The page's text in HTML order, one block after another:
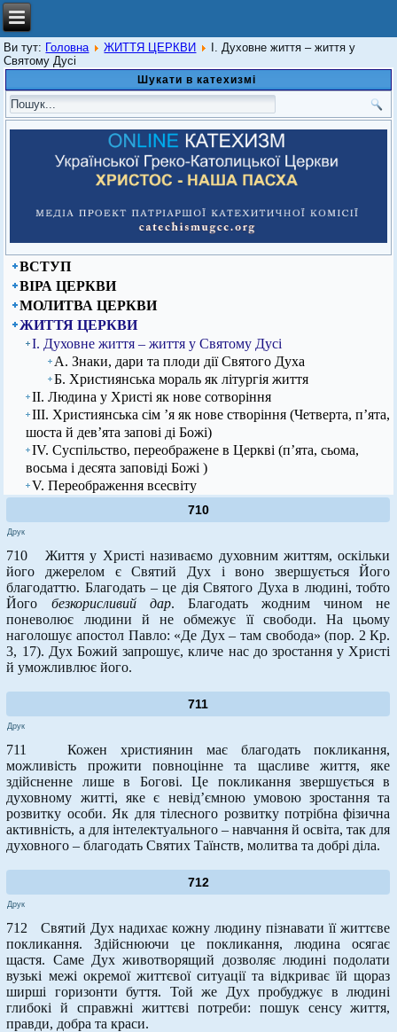
Ви тут: Головна ЖИТТЯ ЦЕРКВИ
І. Духовне життя – життя у
Святому Дусі
Шукати в катехизмі
ВСТУП
ВІРА ЦЕРКВИ
МОЛИТВА ЦЕРКВИ
ЖИТТЯ ЦЕРКВИ
І. Духовне життя – життя у Святому Дусі
А. Знаки, дари та плоди дії Святого Духа
Б. Християнська мораль як літургія життя
ІІ. Людина у Христі як нове сотворіння
ІІІ. Християнська сім ’я як нове створіння (Четверта, п’ята,
шоста й дев’ята запові ді Божі)
IV. Суспільство, переображене в Церкві (п’ята, сьома,
восьма і десята заповіді Божі )
V. Переображення всесвіту
710
Друк
710 Життя у Христі називаємо духовним життям, оскільки
його джерелом є Святий Дух і воно звершується Його
благодаттю. Благодать – це дія Святого Духа в людині, тобто
Його безкорисливий дар. Благодать жодним чином не
поневолює людини й не обмежує її свободи. На цьому
наголошує апостол Павло: «Де Дух – там свобода» (пор. 2 Кр.
3, 17). Дух Божий запрошує, кличе нас до зростання у Христі
й уможливлює його.
711
Друк
711 Кожен християнин має благодать покликання,
можливість прожити повноцінне та щасливе життя, яке
здійсненне лише в Богові. Це покликання звершується в
духовному житті, яке є невід’ємною умовою зростання та
розвитку особи. Як для тілесного розвитку потрібна фізична
активність, а для інтелектуального – навчання й освіта, так для
духовного – благодать Святих Таїнств, молитва та добрі діла.
712
Друк
712 Святий Дух надихає кожну людину пізнавати її життєве
покликання. Здійснюючи це покликання, людина осягає
щастя. Саме Дух животворящий дозволяє людині подолати
вузькі межі окремої життєвої ситуації та відкриває їй щораз
ширші горизонти буття. Той же Дух пробуджує в людині
глибокі й справжні життєві потреби: пошук сенсу життя,
правди, добра та краси.